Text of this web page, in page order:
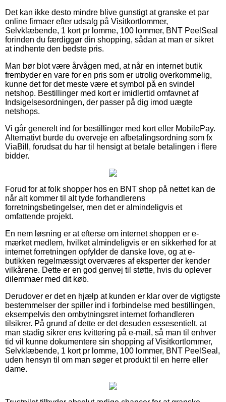
Det kan ikke desto mindre blive gunstigt at granske et par
online firmaer efter udsalg på Visitkortlommer,
Selvklæbende, 1 kort pr lomme, 100 lommer, BNT PeelSeal
forinden du færdiggør din shopping, sådan at man er sikret
at indhente den bedste pris.
Man bør blot være årvågen med, at når en internet butik
frembyder en vare for en pris som er utrolig overkommelig,
kunne det for det meste være et symbol på en svindel
netshop. Bestillinger med kort er imidlertid omfavnet af
Indsigelsesordningen, der passer på dig imod uægte
netshops.
Vi går generelt ind for bestillinger med kort eller MobilePay.
Alternativt burde du overveje en afbetalingsordning som fx
ViaBill, forudsat du har til hensigt at betale betalingen i flere
bidder.
Forud for at folk shopper hos en BNT shop på nettet kan de
når alt kommer til alt tyde forhandlerens
forretningsbetingelser, men det er almindeligvis et
omfattende projekt.
En nem løsning er at efterse om internet shoppen er e-
mærket medlem, hvilket almindeligvis er en sikkerhed for at
internet forretningen opfylder de danske love, og at e-
butikken regelmæssigt overværes af eksperter der kender
vilkårene. Dette er en god genvej til støtte, hvis du oplever
dilemmaer med dit køb.
Derudover er det en hjælp at kunden er klar over de vigtigste
bestemmelser der spiller ind i forbindelse med bestillingen,
eksempelvis den ombytningsret internet forhandleren
tilsikrer. På grund af dette er det desuden essesentielt, at
man stadig sikrer ens kvittering på e-mail, så man til enhver
tid vil kunne dokumentere sin shopping af Visitkortlommer,
Selvklæbende, 1 kort pr lomme, 100 lommer, BNT PeelSeal,
uden hensyn til om man søger et produkt til en herre eller
dame.